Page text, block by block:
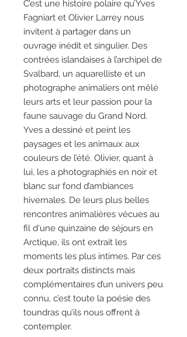
C’est une histoire polaire qu’Yves
Fagniart et Olivier Larrey nous
invitent à partager dans un
ouvrage inédit et singulier. Des
contrées islandaises à l’archipel de
Svalbard, un aquarelliste et un
photographe animaliers ont mêlé
leurs arts et leur passion pour la
faune sauvage du Grand Nord.
Yves a dessiné et peint les
paysages et les animaux aux
couleurs de l’été. Olivier, quant à
lui, les a photographiés en noir et
blanc sur fond d’ambiances
hivernales. De leurs plus belles
rencontres animalières vécues au
fil d'une quinzaine de séjours en
Arctique, ils ont extrait les
moments les plus intimes. Par ces
deux portraits distincts mais
complémentaires d’un univers peu
connu, c’est toute la poésie des
toundras qu’ils nous offrent à
contempler.